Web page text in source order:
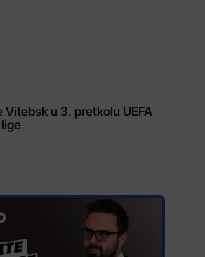
Vitebsk u 3. pretkolu UEFA